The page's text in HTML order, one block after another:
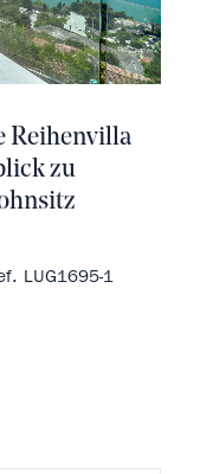
Reihenvilla
zu
LUG1695-1